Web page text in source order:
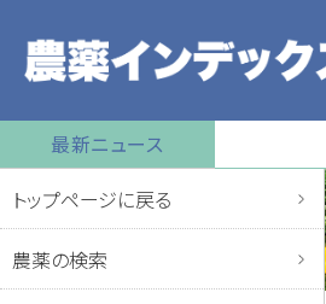
最新ニュース
トップページに戻る
農薬の検索